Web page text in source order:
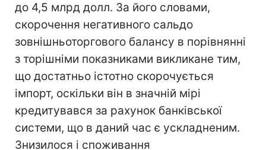
до 4,5 млрд долл. За його словами,
скорочення негативного сальдо
зовнішньоторгового балансу в порівнянні
з торішніми показниками викликане тим,
що достатньо істотно скорочується
імпорт, оскільки він в значній мірі
кредитувався за рахунок банківської
системи, що в даний час є ускладненим.
Знизилося і споживання